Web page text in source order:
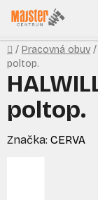
Prejsť
na
obsah
Domov
/ Pracovná obuv /
poltop.
poltop.
Značka: CERVA